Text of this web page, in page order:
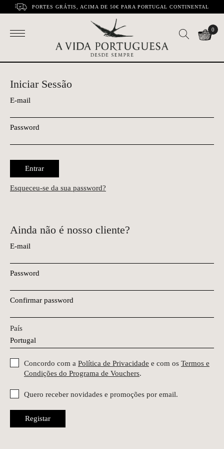
PORTES GRÁTIS, ACIMA DE 50€ PARA PORTUGAL CONTINENTAL
0
Iniciar Sessão
E-mail
Password
Entrar
Esqueceu-se da sua password?
Ainda não é nosso cliente?
E-mail
Password
Confirmar password
País
Concordo com a Política de Privacidade e com os Termos e
Condições do Programa de Vouchers.
Quero receber novidades e promoções por email.
Registar